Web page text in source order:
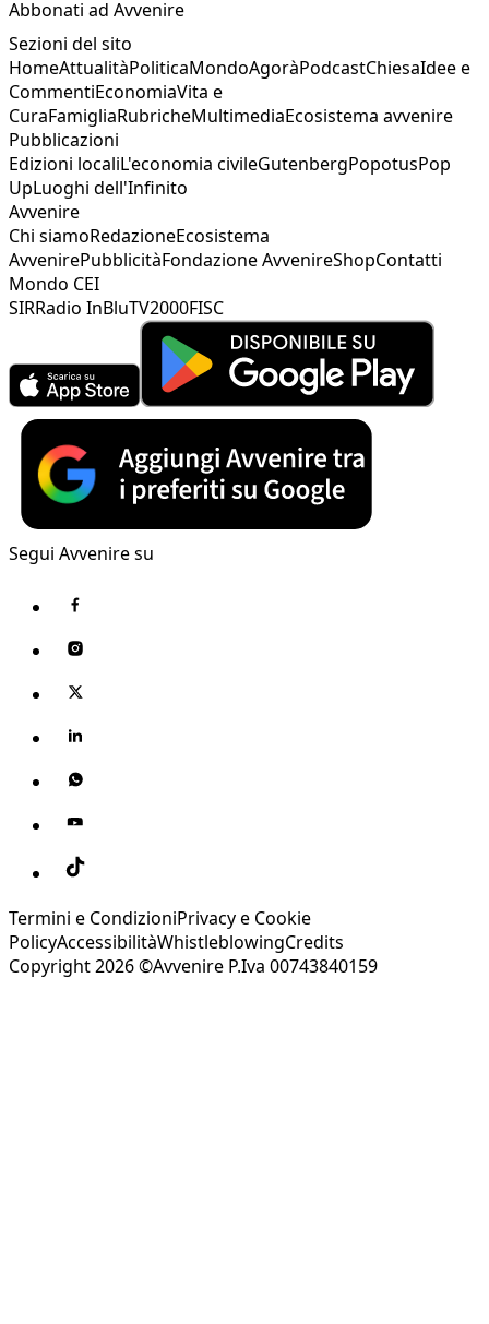
Abbonati ad Avvenire
Sezioni del sito
HomeAttualitàPoliticaMondoAgoràPodcastChiesaIdee e
CommentiEconomiaVita e
CuraFamigliaRubricheMultimediaEcosistema avvenire
Pubblicazioni
Edizioni localiL'economia civileGutenbergPopotusPop
UpLuoghi dell'Infinito
Avvenire
Chi siamoRedazioneEcosistema
AvvenirePubblicitàFondazione AvvenireShopContatti
Mondo CEI
SIRRadio InBluTV2000FISC
Segui Avvenire su
Termini e CondizioniPrivacy e Cookie
PolicyAccessibilitàWhistleblowingCredits
Copyright 2026 ©Avvenire P.Iva 00743840159